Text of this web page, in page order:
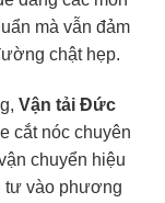
mà vẫn đảm
chật hẹp.
Vận tải Đức
cắt nóc chuyên
chuyển hiệu
tư vào phương